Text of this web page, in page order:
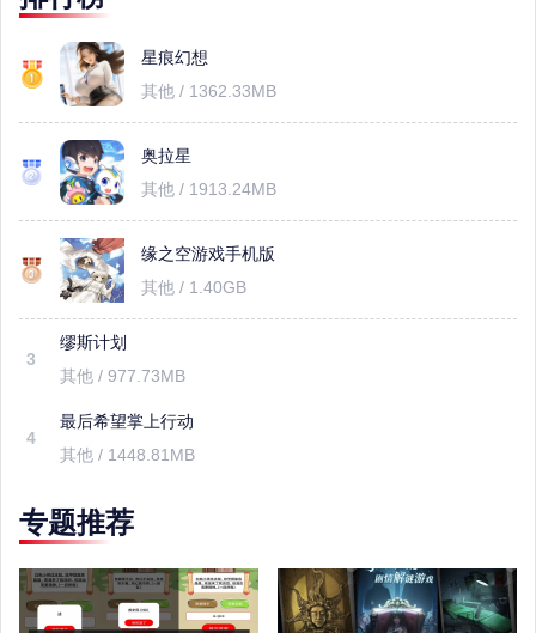
星痕幻想
其他 / 1362.33MB
奥拉星
其他 / 1913.24MB
缘之空游戏手机版
其他 / 1.40GB
3
缪斯计划
其他 / 977.73MB
4
最后希望掌上行动
其他 / 1448.81MB
专题推荐